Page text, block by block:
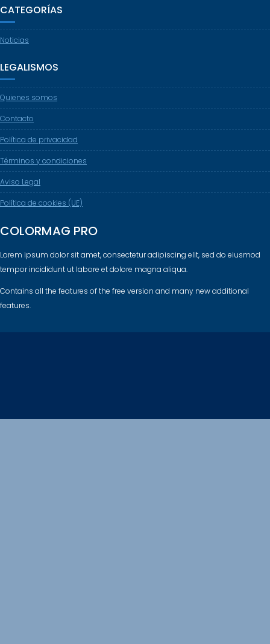
CATEGORÍAS
Noticias
LEGALISMOS
Quienes somos
Contacto
Política de privacidad
Términos y condiciones
Aviso Legal
Política de cookies (UE)
COLORMAG PRO
Lorem ipsum dolor sit amet, consectetur adipiscing elit, sed do eiusmod
tempor incididunt ut labore et dolore magna aliqua.
Contains all the features of the free version and many new additional
features.